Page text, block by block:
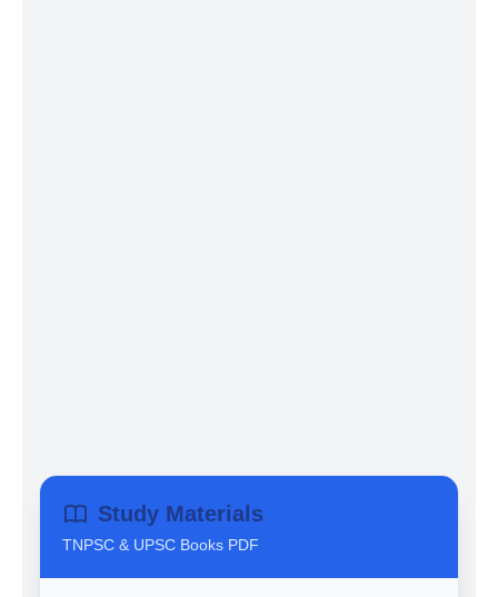
Study Materials
TNPSC & UPSC Books PDF